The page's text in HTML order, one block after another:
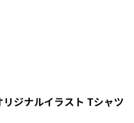
ジナルイラスト Tシャツ